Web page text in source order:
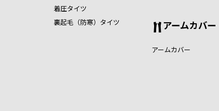
着圧タイツ
裏起毛（防寒）タイツ
アームカバー
アームカバー